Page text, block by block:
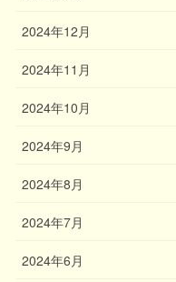
2024年12月
2024年11月
2024年10月
2024年9月
2024年8月
2024年7月
2024年6月